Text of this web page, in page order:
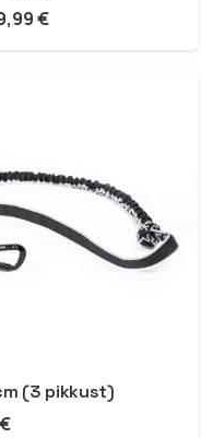
€Hinnavahemik:
17,99 €
(3 pikkust)
€